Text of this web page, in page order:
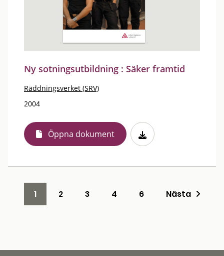
Ny sotningsutbildning : Säker framtid
Räddningsverket (SRV)
2004
Öppna dokument
1 2 3 4 6 Nästa